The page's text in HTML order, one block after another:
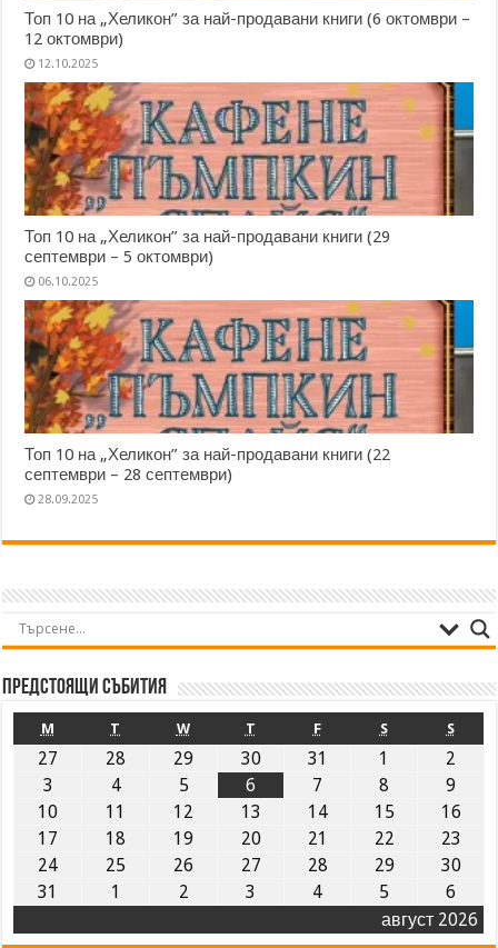
Топ 10 на „Хеликон” за най-продавани книги (6 октомври –
12 октомври)
12.10.2025
Топ 10 на „Хеликон” за най-продавани книги (29
септември – 5 октомври)
06.10.2025
Топ 10 на „Хеликон” за най-продавани книги (22
септември – 28 септември)
28.09.2025
Предстоящи събития
август 2026
M T W T F S S
27 28 29 30 31 1
2
3
4 5 6 7 8
9
10
11 12 13 14 15
16
17
18 19 20 21 22
23
24
25 26 27 28 29
30
31
1 2 3 4 5 6